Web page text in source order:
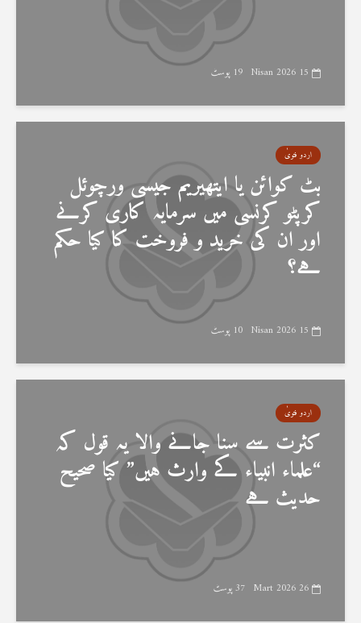
15 Nisan 2026 19 پوسٹ
اردو فتویٰ
بٹ کوائن یا ایتھیریم جیسی ورچوئل
کرپٹو کرنسی میں سرمایہ کاری کرنے
اور ان کی خرید و فروخت کا کیا حکم
ہے؟
15 Nisan 2026 10 پوسٹ
اردو فتویٰ
کثرت سے سنا جانے والا یہ قول کہ
“علماء انبیاء کے وارث ہیں” کیا صحیح
حدیث ہے
26 Mart 2026 37 پوسٹ